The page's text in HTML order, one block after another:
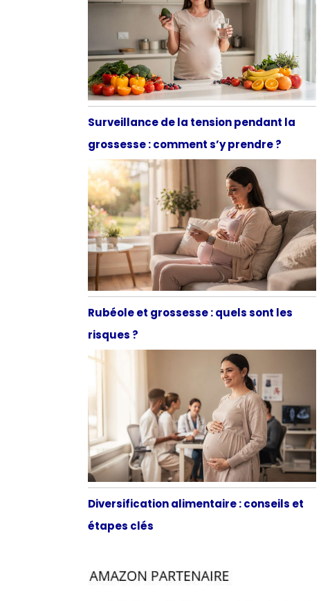
Surveillance de la tension pendant la
grossesse : comment s’y prendre ?
Rubéole et grossesse : quels sont les
risques ?
Diversification alimentaire : conseils et
étapes clés